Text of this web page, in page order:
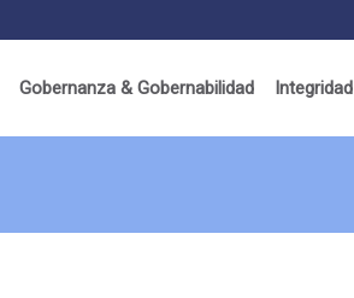
Gobernanza & Gobernabilidad Integridad